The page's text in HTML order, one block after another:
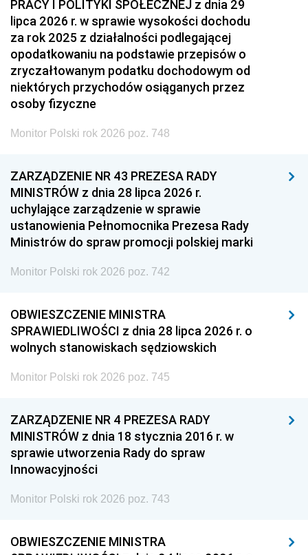
PRACY I POLITYKI SPOŁECZNEJ z dnia 29
lipca 2026 r. w sprawie wysokości dochodu
za rok 2025 z działalności podlegającej
opodatkowaniu na podstawie przepisów o
zryczałtowanym podatku dochodowym od
niektórych przychodów osiąganych przez
osoby fizyczne
Monitor Polski rok 2026 poz. 748
ZARZĄDZENIE NR 43 PREZESA RADY
MINISTRÓW z dnia 28 lipca 2026 r.
uchylające zarządzenie w sprawie
ustanowienia Pełnomocnika Prezesa Rady
Ministrów do spraw promocji polskiej marki
Monitor Polski rok 2026 poz. 742
OBWIESZCZENIE MINISTRA
SPRAWIEDLIWOŚCI z dnia 28 lipca 2026 r. o
wolnych stanowiskach sędziowskich
Monitor Polski rok 2026 poz. 745
ZARZĄDZENIE NR 4 PREZESA RADY
MINISTRÓW z dnia 18 stycznia 2016 r. w
sprawie utworzenia Rady do spraw
Innowacyjności
Monitor Polski rok 2026 poz. 743
OBWIESZCZENIE MINISTRA